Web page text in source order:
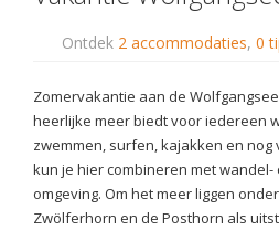
Ontdek 2 accommodaties, 0
Zomervakantie aan de
heerlijke meer biedt voor iedereen
zwemmen, surfen, kajakken en
kun je hier combineren met
omgeving. Om het meer liggen
Zwölferhorn en de Posthorn als